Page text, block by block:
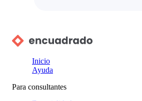
Inicio
Ayuda
Para consultantes